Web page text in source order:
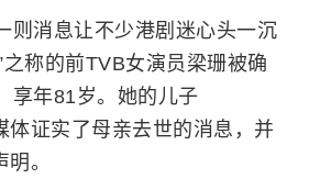
则消息让不少港剧迷心头一沉
称的前TVB女演员梁珊被确
享年81岁。她的儿子
体证实了母亲去世的消息，并
。